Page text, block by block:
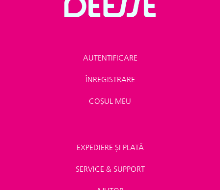
AUTENTIFICARE
ÎNREGISTRARE
COȘUL MEU
EXPEDIERE ȘI PLATĂ
SERVICE & SUPPORT